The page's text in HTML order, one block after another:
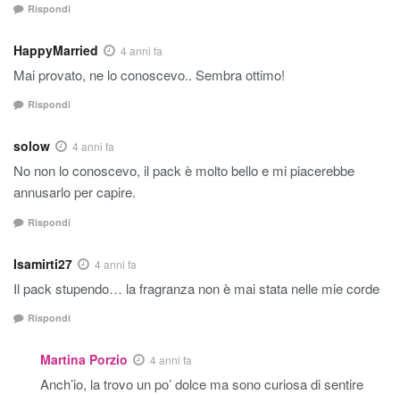
Rispondi
HappyMarried 4 anni fa
Mai provato, ne lo conoscevo.. Sembra ottimo!
Rispondi
solow 4 anni fa
No non lo conoscevo, il pack è molto bello e mi piacerebbe
annusarlo per capire.
Rispondi
Isamirti27 4 anni fa
Il pack stupendo… la fragranza non è mai stata nelle mie corde
Rispondi
Martina Porzio 4 anni fa
Anch’io, la trovo un po’ dolce ma sono curiosa di sentire